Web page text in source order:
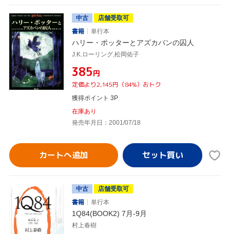
中古
店舗受取可
書籍
単行本
ハリー・ポッターとアズカバンの囚人
J.K.ローリング,松岡佑子
¥385円
定価より2,145円（84%）おトク
獲得ポイント 3P
在庫あり
発売年月日：2001/07/18
カートへ追加
中古
店舗受取可
書籍
単行本
1Q84(BOOK2) 7月-9月
村上春樹